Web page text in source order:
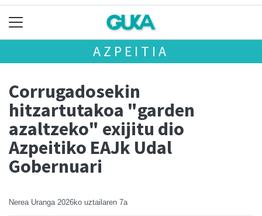
AZPEITIA
Corrugadosekin
hitzartutakoa "garden
azaltzeko" exijitu dio
Azpeitiko EAJk Udal
Gobernuari
Nerea Uranga 2026ko uztailaren 7a